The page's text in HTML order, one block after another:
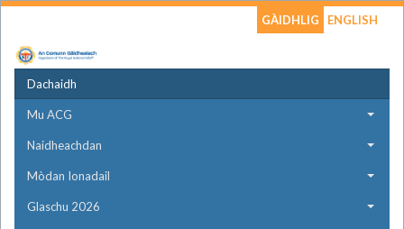
GÀIDHLIG ENGLISH
Dachaidh
Mu ACG
Naidheachdan
Mòdan Ionadail
Glaschu 2026